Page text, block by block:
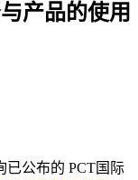
产品的使用
已公布的 PCT国际